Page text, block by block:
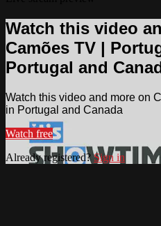
Watch this video
Camões TV |
Portugal and
Watch this video and more on
in Portugal and Canada
Watch free
Already registered?Sign in